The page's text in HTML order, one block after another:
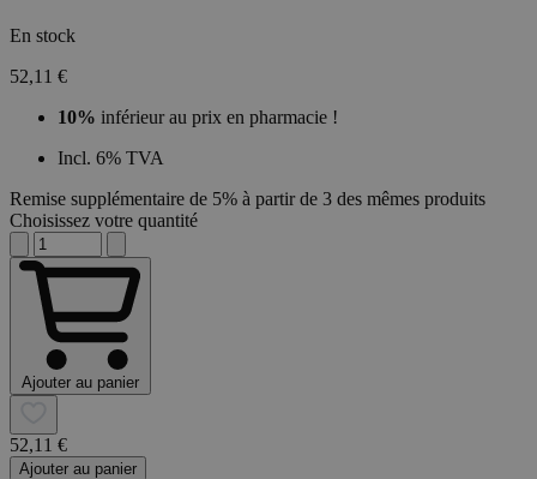
En stock
52,11 €
10% inférieur au prix en pharmacie !
Incl. 6% TVA
Remise supplémentaire de 5% à partir de 3 des mêmes produits
Choisissez votre quantité
Ajouter au panier
52,11 €
Ajouter au panier